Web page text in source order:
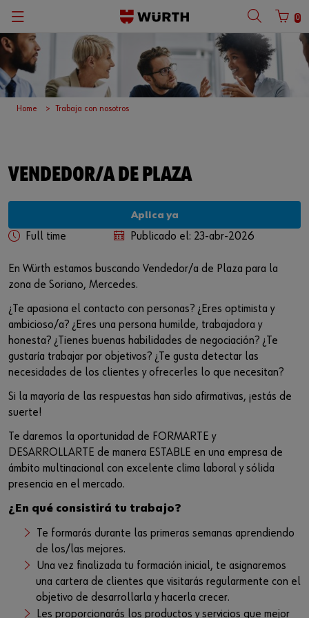
0
Home Trabaja con nosotros
VENDEDOR/A DE PLAZA
Aplica ya
Full time Publicado el: 23-abr-2026
En Würth estamos buscando Vendedor/a de Plaza para la
zona de Soriano, Mercedes.
¿Te apasiona el contacto con personas? ¿Eres optimista y
ambicioso/a? ¿Eres una persona humilde, trabajadora y
honesta? ¿Tienes buenas habilidades de negociación? ¿Te
gustaría trabajar por objetivos? ¿Te gusta detectar las
necesidades de los clientes y ofrecerles lo que necesitan?
Si la mayoría de las respuestas han sido afirmativas, ¡estás de
suerte!
Te daremos la oportunidad de FORMARTE y
DESARROLLARTE de manera ESTABLE en una empresa de
ámbito multinacional con excelente clima laboral y sólida
presencia en el mercado.
¿En qué consistirá tu trabajo?
Te formarás durante las primeras semanas aprendiendo
de los/las mejores.
Una vez finalizada tu formación inicial, te asignaremos
una cartera de clientes que visitarás regularmente con el
objetivo de desarrollarla y hacerla crecer.
Les proporcionarás los productos y servicios que mejor